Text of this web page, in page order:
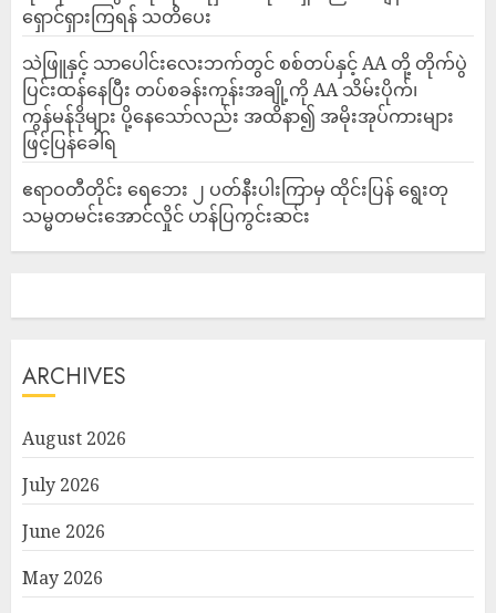
ရှောင်ရှားကြရန် သတိပေး
သဲဖြူနှင့် သာပေါင်းလေးဘက်တွင် စစ်တပ်နှင့် AA တို့ တိုက်ပွဲ
ပြင်းထန်‌နေပြီး တပ်စခန်းကုန်းအချို့ကို AA သိမ်းပိုက်၊
ကွန်မန်ဒိုများ ပို့နေသော်လည်း အထိနာ၍ အမိုးအုပ်ကားများ
ဖြင့်ပြန်ခေါ်ရ
ဧရာဝတီတိုင်း ရေဘေး ၂ ပတ်နီးပါးကြာမှ ထိုင်းပြန် ရွေးတု
သမ္မတမင်းအောင်လှိုင် ဟန်ပြကွင်းဆင်း
ARCHIVES
August 2026
July 2026
June 2026
May 2026